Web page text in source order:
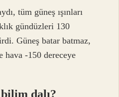
tüm güneş ışınları
gündüzleri 130
Güneş batar batmaz,
hava -150 dereceye
dalı?